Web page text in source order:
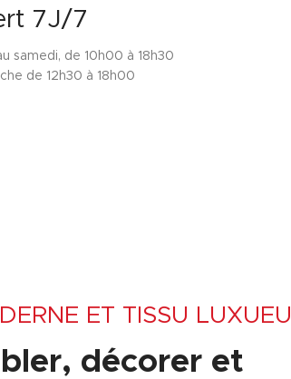
7J/7
samedi, de 10h00 à 18h30
de 12h30 à 18h00
ET TISSU
décorer et